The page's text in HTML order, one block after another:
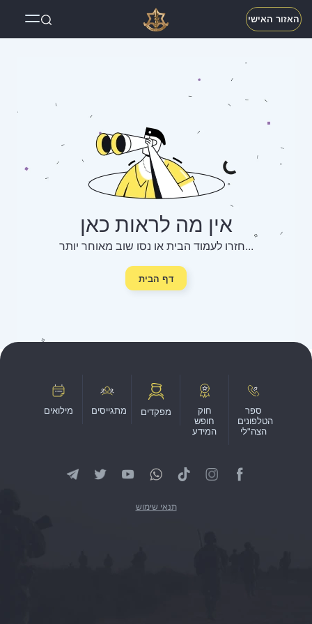
האזור האישי
אין מה לראות כאן
חזרו לעמוד הבית או נסו שוב מאוחר יותר...
דף הבית
מילואים מתגייסים מפקדים
חוק
חופש
המידע
ספר
הטלפונים
הצה"לי
תנאי שימוש